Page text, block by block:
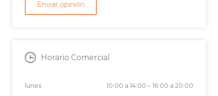
Horario Comercial
lunes 10:00 a 14:00 –16:00 a 20:00